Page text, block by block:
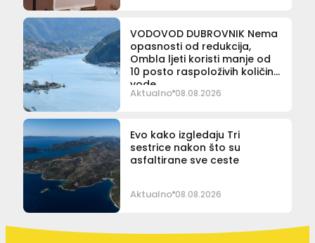
VODOVOD DUBROVNIK Nema
opasnosti od redukcija,
Ombla ljeti koristi manje od
10 posto raspoloživih količina
vode
Aktualno 08.08.2026
Evo kako izgledaju Tri
sestrice nakon što su
asfaltirane sve ceste
Aktualno 08.08.2026